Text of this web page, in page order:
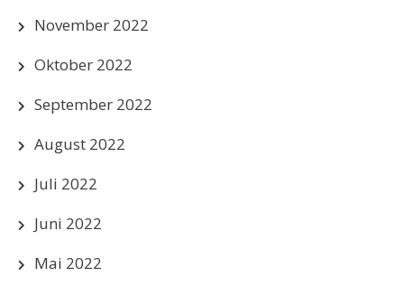
November 2022
Oktober 2022
September 2022
August 2022
Juli 2022
Juni 2022
Mai 2022